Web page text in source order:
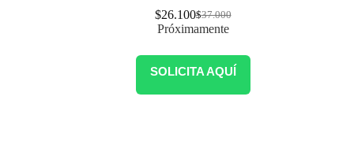
$37.000
$26.100
Próximamente
SOLICITA AQUÍ